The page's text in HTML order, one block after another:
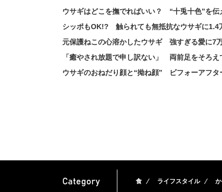
ウサギはどこを撫でればいい？ “十兎十色”を伝
シッポもOK!? 触られても無抵抗なウサギに1.4
元保護ねこの心溶かしたウサギ 強すぎる愛に7
「癒やされ放題で申し訳ない」 両前足をそろ
ウサギのおねだり顔と“拗ね顔” ビフォーアフタ
Category 食 ライフスタイル